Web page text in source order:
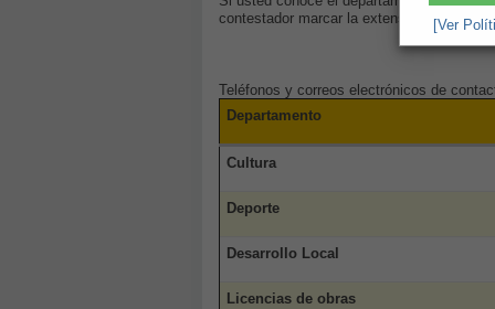
[Ver
contestador marcar la extensión
Teléfonos y correos electrónicos de
Departamento
Cultura
Deporte
Desarrollo Local
Licencias de obras